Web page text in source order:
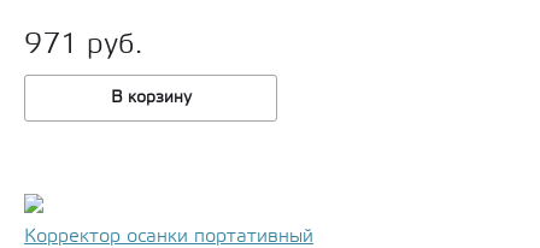
971 руб.
В корзину
Корректор осанки портативный